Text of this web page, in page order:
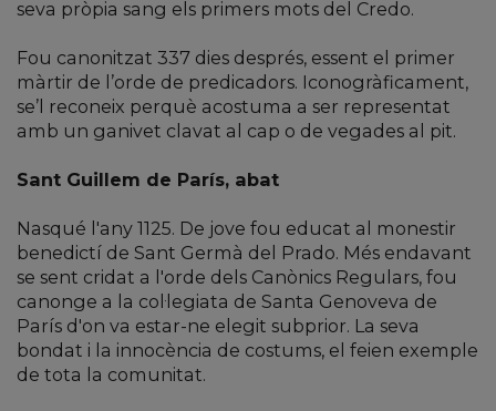
seva pròpia sang els primers mots del Credo.
Fou canonitzat 337 dies després, essent el primer
màrtir de l’orde de predicadors. Iconogràficament,
se’l reconeix perquè acostuma a ser representat
amb un ganivet clavat al cap o de vegades al pit.
Sant Guillem de París, abat
Nasqué l'any 1125. De jove fou educat al monestir
benedictí de Sant Germà del Prado. Més endavant
se sent cridat a l'orde dels Canònics Regulars, fou
canonge a la col·legiata de Santa Genoveva de
París d'on va estar-ne elegit subprior. La seva
bondat i la innocència de costums, el feien exemple
de tota la comunitat.